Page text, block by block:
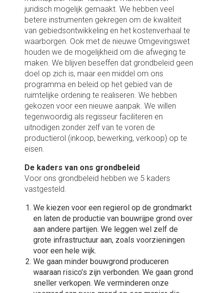
juridisch mogelijk gemaakt. We hebben veel
betere instrumenten gekregen om de kwaliteit
van gebiedsontwikkeling en het kostenverhaal te
waarborgen. Ook met de nieuwe Omgevingswet
houden we de mogelijkheid om die afweging te
maken. We blijven beseffen dat grondbeleid geen
doel op zich is, maar een middel om ons
programma en beleid op het gebied van de
ruimtelijke ordening te realiseren. We hebben
gekozen voor een nieuwe aanpak. We willen
tegenwoordig als regisseur faciliteren en
uitnodigen zonder zelf van te voren de
productierol (inkoop, bewerking, verkoop) op te
eisen.
De kaders van ons grondbeleid
Voor ons grondbeleid hebben we 5 kaders
vastgesteld.
We kiezen voor een regierol op de grondmarkt
en laten de productie van bouwrijpe grond over
aan andere partijen. We leggen wel zelf de
grote infrastructuur aan, zoals voorzieningen
voor een hele wijk.
We gaan minder bouwgrond produceren
waaraan risico’s zijn verbonden. We gaan grond
sneller verkopen. We verminderen onze